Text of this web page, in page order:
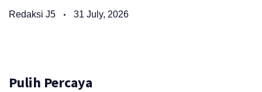
Redaksi J5 31 July, 2026
Pulih Percaya